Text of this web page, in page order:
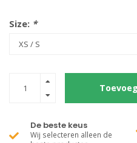
Size: *
De beste keus
Wij selecteren alleen de